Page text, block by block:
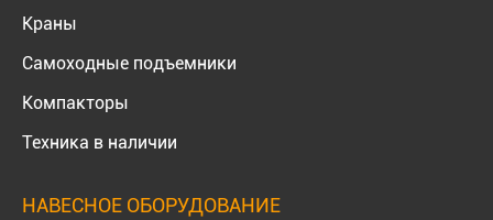
Краны
Самоходные подъемники
Компакторы
Техника в наличии
НАВЕСНОЕ ОБОРУДОВАНИЕ